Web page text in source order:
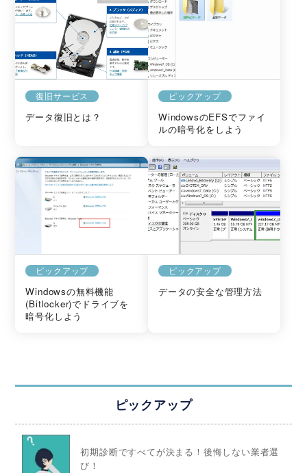
復旧サービス
データ復旧とは？
ピックアップ
WindowsのEFSでファイ
ルの暗号化をしよう
ピックアップ
Windowsの無料機能
(Bitlocker)でドライブを
暗号化しよう
ピックアップ
データの安全な管理方法
ピックアップ
初期診断ですべてが決まる！後悔しない業者選
び！